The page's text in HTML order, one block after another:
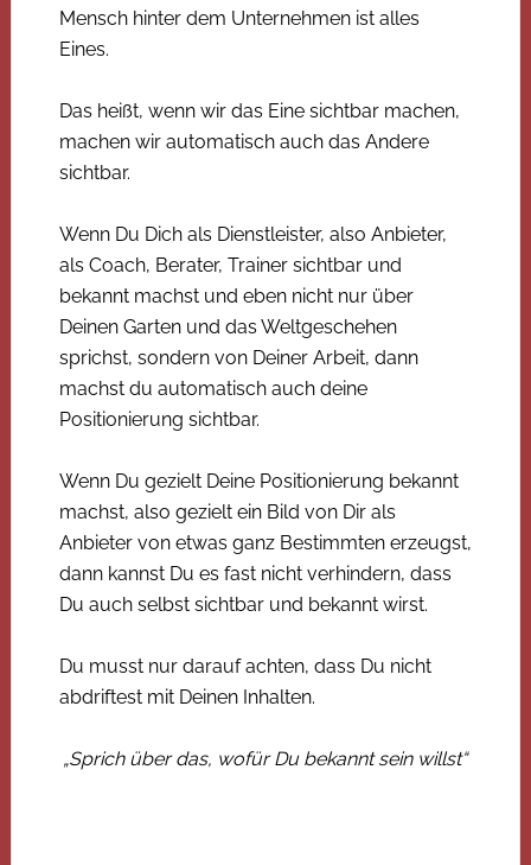
Mensch hinter dem Unternehmen ist alles
Eines.
Das heißt, wenn wir das Eine sichtbar machen,
machen wir automatisch auch das Andere
sichtbar.
Wenn Du Dich als Dienstleister, also Anbieter,
als Coach, Berater, Trainer sichtbar und
bekannt machst und eben nicht nur über
Deinen Garten und das Weltgeschehen
sprichst, sondern von Deiner Arbeit, dann
machst du automatisch auch deine
Positionierung sichtbar.
Wenn Du gezielt Deine Positionierung bekannt
machst, also gezielt ein Bild von Dir als
Anbieter von etwas ganz Bestimmten erzeugst,
dann kannst Du es fast nicht verhindern, dass
Du auch selbst sichtbar und bekannt wirst.
Du musst nur darauf achten, dass Du nicht
abdriftest mit Deinen Inhalten.
„Sprich über das, wofür Du bekannt sein willst“